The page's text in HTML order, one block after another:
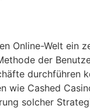
Online-Welt ein
der
durchführen
wie Cashed
solcher